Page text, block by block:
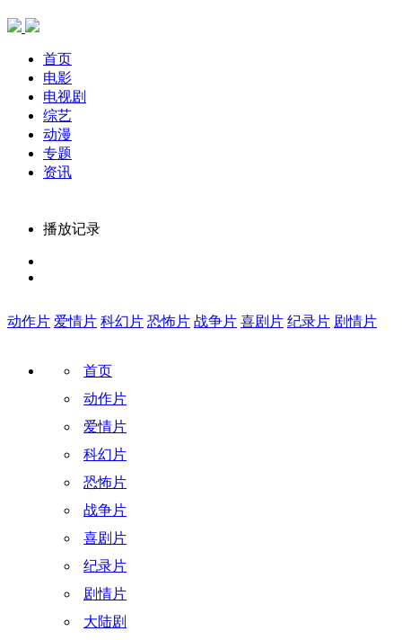
首页
电影
电视剧
综艺
动漫
专题
资讯
播放记录
动作片 爱情片 科幻片 恐怖片 战争片 喜剧片 纪录片 剧情片
首页
动作片
爱情片
科幻片
恐怖片
战争片
喜剧片
纪录片
剧情片
大陆剧